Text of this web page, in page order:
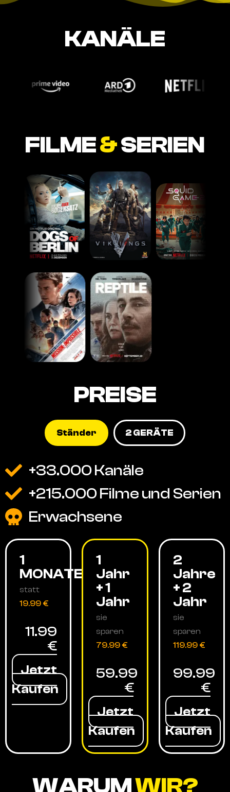
KANÄLE
FILME&SERIEN
PREISE
Ständer 2 GERÄTE
+33.000 Kanäle
+215.000 Filme und Serien
Erwachsene
1
MONATE
statt
19.99 €
11.99
€
Jetzt
Kaufen
1
Jahr
+ 1
Jahr
sie
sparen
79.99 €
59.99
€
Jetzt
Kaufen
2
Jahre
+ 2
Jahr
sie
sparen
119.99 €
99.99
€
Jetzt
Kaufen
WARUMWIR?